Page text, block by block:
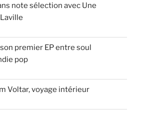
note sélection avec Une
premier EP entre soul
pop
Voltar, voyage intérieur